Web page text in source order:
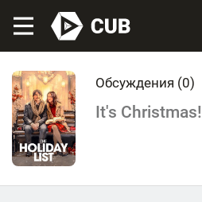
Обсуждения (0)
It's Christmas!